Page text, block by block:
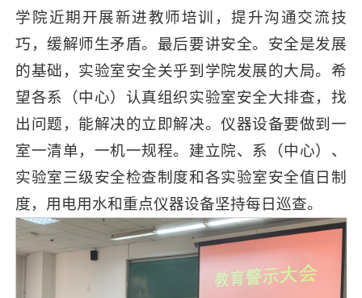
学院近期开展新进教师培训，提升沟通交流技
巧，缓解师生矛盾。最后要讲安全。安全是发展
的基础，实验室安全关乎到学院发展的大局。希
望各系（中心）认真组织实验室安全大排查，找
出问题，能解决的立即解决。仪器设备要做到一
室一清单，一机一规程。建立院、系（中心）、
实验室三级安全检查制度和各实验室安全值日制
度，用电用水和重点仪器设备坚持每日巡查。